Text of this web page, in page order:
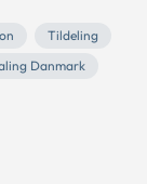
Tildeling
Danmark